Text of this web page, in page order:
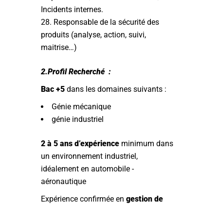
Incidents internes.
Responsable de la sécurité des
produits (analyse, action, suivi,
maitrise…)
2.Profil Recherché :
Bac +5 dans les domaines suivants :
Génie mécanique
génie industriel
2 à 5 ans d’expérience minimum dans
un environnement industriel,
idéalement en automobile -
aéronautique
Expérience confirmée en gestion de